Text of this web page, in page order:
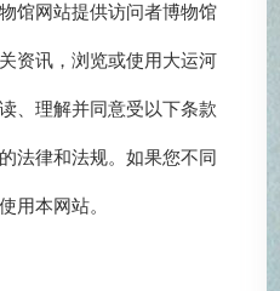
馆网站提供访问者博物馆
资讯，浏览或使用大运河
、理解并同意受以下条款
法律和法规。如果您不同
用本网站。